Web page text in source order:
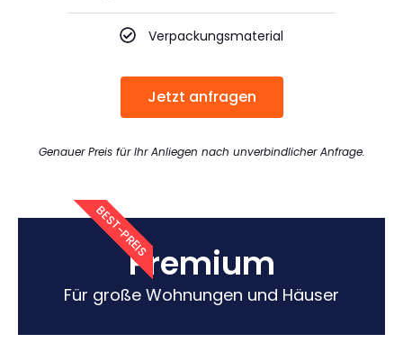
Verpackungsmaterial
Jetzt anfragen
Genauer Preis für Ihr Anliegen nach unverbindlicher Anfrage.
BEST-PREIS
Premium
Für große Wohnungen und Häuser